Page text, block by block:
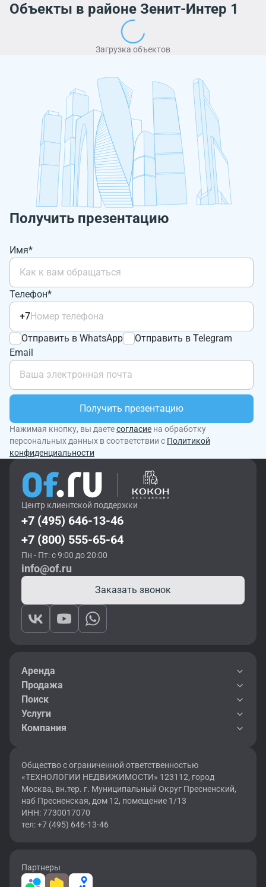
Объекты в районе Зенит-Интер 1
Загрузка объектов
Получить презентацию
Имя*
Телефон*
+7
Отправить в WhatsApp
Отправить в Telegram
Email
Получить презентацию
Нажимая кнопку, вы даетесогласие на обработку
персональных данных в соответствии с Политикой
конфиденциальности
Центр клиентской поддержки
+7 (495) 646-13-46
+7 (800) 555-65-64
Пн - Пт: с 9:00 до 20:00
info@of.ru
Заказать звонок
Аренда
Продажа
Поиск
Услуги
Компания
Общество с ограниченной ответственностью
«ТЕХНОЛОГИИ НЕДВИЖИМОСТИ» 123112, город
Москва, вн.тер. г. Муниципальный Округ Пресненский,
наб Пресненская, дом 12, помещение 1/13
ИНН: 7730017070
тел: +7 (495) 646-13-46
Партнеры